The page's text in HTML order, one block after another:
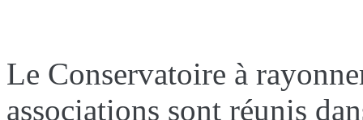
Le Conservatoire à
associations sont réunis